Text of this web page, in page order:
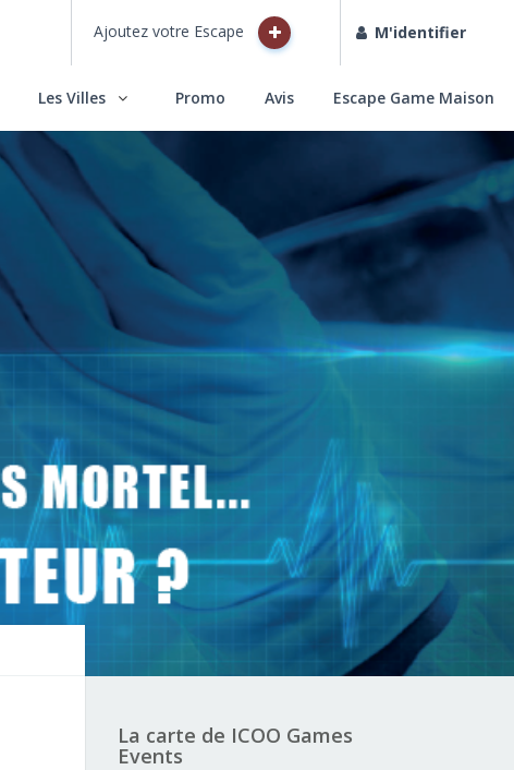
Ajoutez votre Escape M'identifier
Les Villes Promo Avis Escape Game Maison
La carte de ICOO Games
Events